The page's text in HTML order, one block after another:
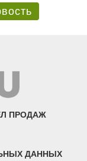
ПРОДАЖ
ДАННЫХ